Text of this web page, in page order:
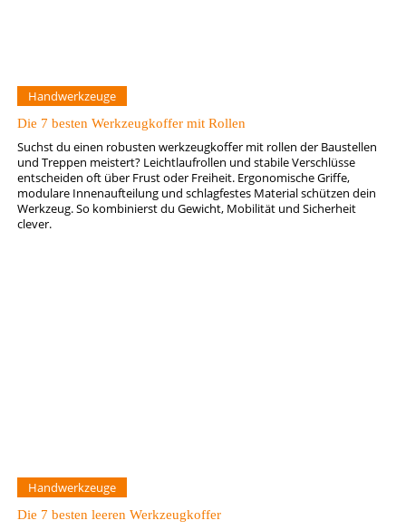
Handwerkzeuge
Die 7 besten Werkzeugkoffer mit Rollen
Suchst du einen robusten werkzeugkoffer mit rollen der Baustellen
und Treppen meistert? Leichtlaufrollen und stabile Verschlüsse
entscheiden oft über Frust oder Freiheit. Ergonomische Griffe,
modulare Innenaufteilung und schlagfestes Material schützen dein
Werkzeug. So kombinierst du Gewicht, Mobilität und Sicherheit
clever.
Handwerkzeuge
Die 7 besten leeren Werkzeugkoffer